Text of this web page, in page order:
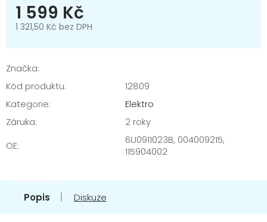
1 599 Kč
1 321,50 Kč bez DPH
Značka:
Kód produktu:
12809
Kategorie:
Elektro
Záruka:
2 roky
OE:
6U0911023B, 004009215,
115904002
Popis Diskuze